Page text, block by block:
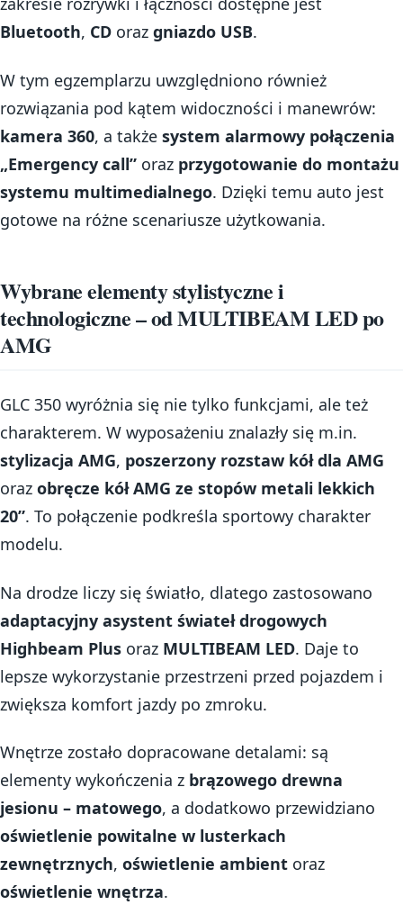
Bluetooth, CD oraz gniazdo USB.
W tym egzemplarzu uwzględniono również
rozwiązania pod kątem widoczności i manewrów:
kamera 360, a także system alarmowy połączenia
„Emergency call” oraz przygotowanie do montażu
systemu multimedialnego. Dzięki temu auto jest
gotowe na różne scenariusze użytkowania.
Wybrane elementy stylistyczne i
technologiczne – od MULTIBEAM LED po
AMG
GLC 350 wyróżnia się nie tylko funkcjami, ale też
charakterem. W wyposażeniu znalazły się m.in.
stylizacja AMG, poszerzony rozstaw kół dla AMG
oraz obręcze kół AMG ze stopów metali lekkich
20”. To połączenie podkreśla sportowy charakter
modelu.
Na drodze liczy się światło, dlatego zastosowano
adaptacyjny asystent świateł drogowych
Highbeam Plus oraz MULTIBEAM LED. Daje to
lepsze wykorzystanie przestrzeni przed pojazdem i
zwiększa komfort jazdy po zmroku.
Wnętrze zostało dopracowane detalami: są
elementy wykończenia z brązowego drewna
jesionu – matowego, a dodatkowo przewidziano
oświetlenie powitalne w lusterkach
zewnętrznych, oświetlenie ambient oraz
oświetlenie wnętrza.